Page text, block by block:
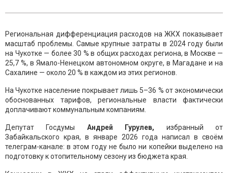
Региональная дифференциация расходов на ЖКХ показывает
масштаб проблемы. Самые крупные затраты в 2024 году были
на Чукотке — более 30 % в общих расходах региона, в Москве —
25,7 %, в Ямало-Ненецком автономном округе, в Магадане и на
Сахалине — около 20 % в каждом из этих регионов.
На Чукотке население покрывает лишь 5–36 % от экономически
обоснованных тарифов, региональные власти фактически
доплачивают коммунальным компаниям.
Депутат Госдумы Андрей Гурулев, избранный от
Забайкальского края, в январе 2026 года написал в своём
телеграм-канале: в этом году не было ни копейки выделено на
подготовку к отопительному сезону из бюджета края.